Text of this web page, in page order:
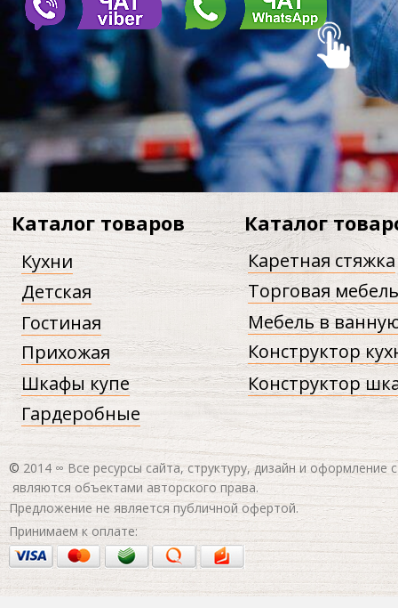
Мебель в
Каталог
© 2014 ∞ Все ресурсы сайта, структуру, дизайн и оформление
являются объектами авторского права.
Прихожая
Шкафы купе
Конструктор
Каретная стяжка
Предложение не является публичной офертой.
Торговая мебель
Гардеробные
Детская
Принимаем к оплате:
Каталог товаров
Конструктор
Кухни
Гостиная